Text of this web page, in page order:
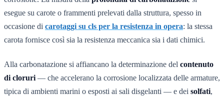
esegue su carote o frammenti prelevati dalla struttura, spesso in
occasione di carotaggi su cls per la resistenza in opera: la stessa
carota fornisce così sia la resistenza meccanica sia i dati chimici.
Alla carbonatazione si affiancano la determinazione del contenuto
di cloruri — che accelerano la corrosione localizzata delle armature,
tipica di ambienti marini o esposti ai sali disgelanti — e dei solfati,